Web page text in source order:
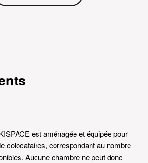
est aménagée et équipée pour
colocataires, correspondant au nombre
Aucune chambre ne peut donc